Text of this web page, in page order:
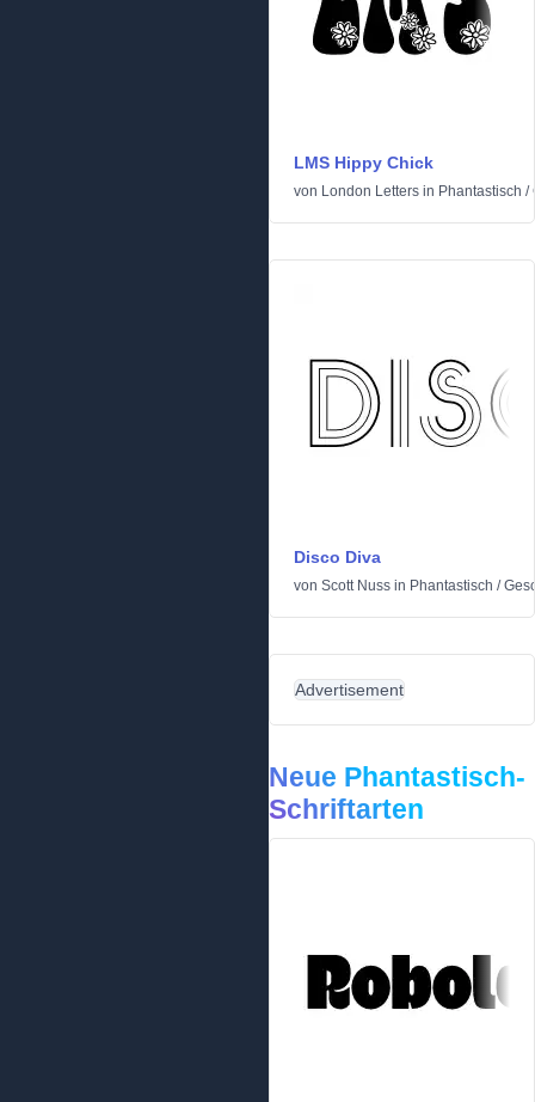
LMS Hippy Chick
von London Letters in Phantastisch /
Disco Diva
von Scott Nuss in Phantastisch /
Advertisement
Neue Phantastisch-
Schriftarten